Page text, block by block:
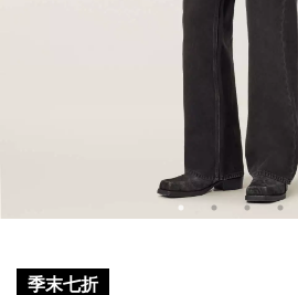
季末七折